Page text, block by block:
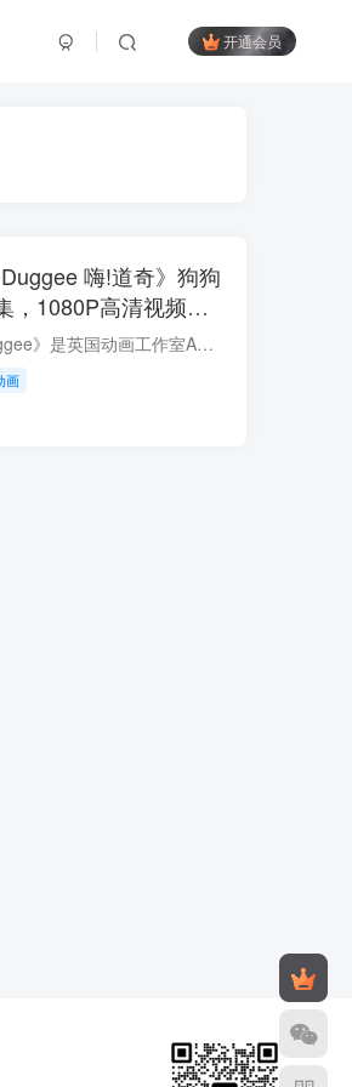
开通会员
嗨!道奇》狗狗
，1080P高清视频英
下载！
《嗨!狗狗老师 Hey Duggee》是英国动画工作室AKA的学龄前儿童电视动画。情节丰富，语言简洁地道，涵盖了大量儿童学习和生活必备的英文用语。是很好的语言学习素材和行为养成素材。 动画讲述的是...
画